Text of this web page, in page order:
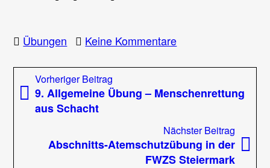
Übungen Keine Kommentarezu
Allgemeine
–
Bergung
Beitragsnavigation
Vorheriger Beitrag
Beitrag:
9. Allgemeine Übung – Menschenrettung
aus Schacht
Nächster Beitrag
Abschnitts-Atemschutzübung in der
FWZS Steiermark